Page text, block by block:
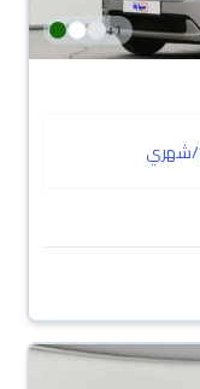
1
+
/شهري